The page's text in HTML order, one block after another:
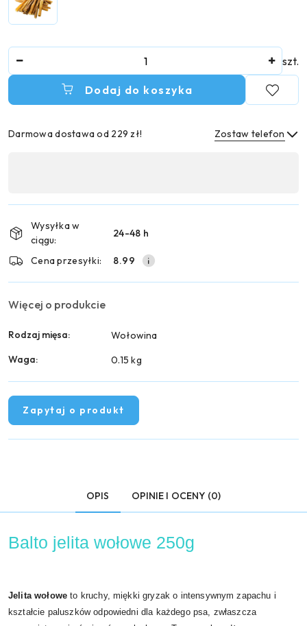
szt.
Dodaj do koszyka
Darmowa dostawa od 229 zł! Zostaw telefon
płatność
dostawa
Wysyłka w
ciągu:
24-48 h
Cena przesyłki: 8.99
Więcej o produkcie
Rodzaj mięsa:
Wołowina
Waga:
0.15 kg
Zapytaj o produkt
OPIS OPINIE I OCENY (0)
Balto jelita wołowe 250g
Jelita wołoweto kruchy, miękki gryzak o intensywnym zapachu i
kształcie paluszków odpowiedni dla każdego psa, zwłaszcza